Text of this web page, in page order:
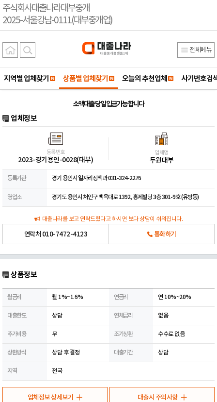
주식회사대출나라대부중개
2025-서울강남-0111(대부중개업)
전체메뉴
지역별 업체찾기 상품별 업체찾기 오늘의 추천업체 사기번호검
소액대출 당일 입금가능 합니다
업체정보
등록번호
2023-경기용인-0028(대부)
업체명
두원대부
등록기관 경기 용인시 일자리정책과 031-324-2276
영업소 경기도 용인시 처인구 백옥대로 1392, 흥제빌딩 3층 301-9호 (유방동)
대출나라를 보고 연락드렸다고 하시면 보다 상담이 쉬워집니다.
연락처 010-7472-4123 통화하기
상품정보
월금리 월 1%~1.6% 연금리 연 10%~20%
대출한도 상담 연체금리 없음
추가비용 무 조기상환 수수료 없음
상환방식 상담 후 결정 대출기간 상담
지역 전국
업체정보 상세보기 대출시 주의사항